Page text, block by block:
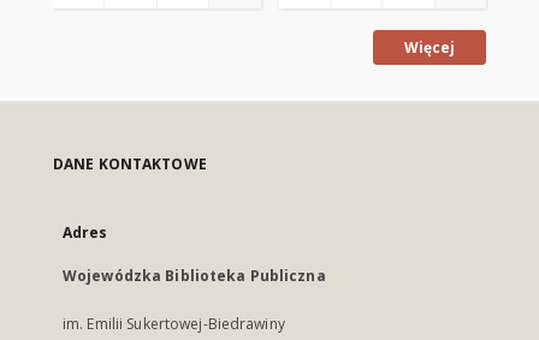
Więcej
DANE KONTAKTOWE
Adres
Wojewódzka Biblioteka Publiczna
im. Emilii Sukertowej-Biedrawiny